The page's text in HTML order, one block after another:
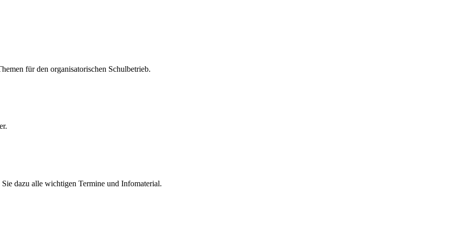
für den organisatorischen Schulbetrieb.
dazu alle wichtigen Termine und Infomaterial.